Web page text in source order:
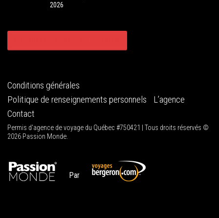
2026
Conditions générales
Politique de renseignements personnels
L’agence
Contact
Permis d'agence de voyage du Québec #750421 | Tous droits réservés ©
2026 Passion Monde.
Par